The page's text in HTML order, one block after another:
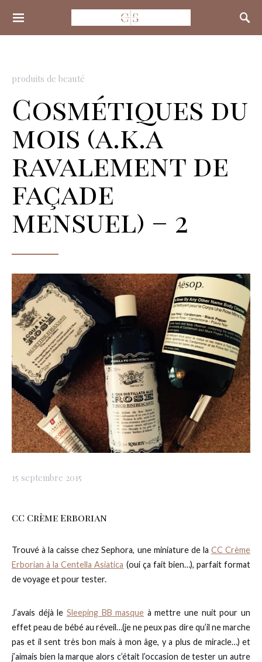
Search for:
produits de beauté
Cosmétiques du
mois (a.k.a
ravalement de
façade
mensuel) – 2
15 septembre 2015
CC Crème Erborian
Trouvé à la caisse chez Sephora, une miniature de la CC Crème
Erborian à la Centella Asiatica (oui ça fait bien…), parfait format
de voyage et pour tester.
J’avais déjà le Sleeping BB masque à mettre une nuit pour un
effet peau de bébé au réveil…(je ne peux pas dire qu’il ne marche
pas et il sent très bon mais à mon âge, y a plus de miracle…) et
j’aimais bien la marque alors c’était l’occasion de tester un autre